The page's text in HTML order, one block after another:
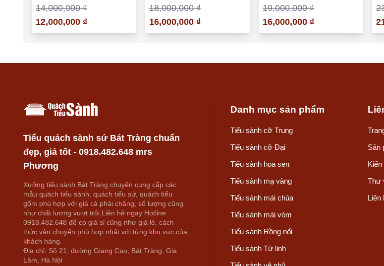
14,000,000 ₫
12,000,000 ₫
18,000,000 ₫
16,000,000 ₫
19,000,000 ₫
16,000,000 ₫
Tiểu quách sành sứ Bát Tràng chuẩn
đẹp, giá tốt - 0918.482.648 mrs
Phương
Xưởng tiểu sành Bát Tràng chuyên cung cấp các
mẫu quách tiểu sành, quách tiểu sứ, quách tiểu
gốm phù hợp với giá cả phải chăng, số lượng cũng
như chất lượng vượt trội.Liên hệ ngay Hotline
0918.482.648 để có giá sỉ cũng như giá lẻ, cách
thức vận chuyển phù hợp nhất với từng khu vực của
khách hàng.
Địa chỉ: Số 21, đường Giang Cao, Bát Tràng, Gia
Lâm, Hà Nội
Danh mục sản phẩm
Tiểu sành cỡ Trung
Tiểu sành cỡ Đại
Tiểu sành hoa sen
Tiểu sành mạ vàng
Tiểu sành mái chùa
Tiểu sành mái vòm
Tiểu sành Rồng nổi
Tiểu sành Tứ linh
Sản
Thư
Liên